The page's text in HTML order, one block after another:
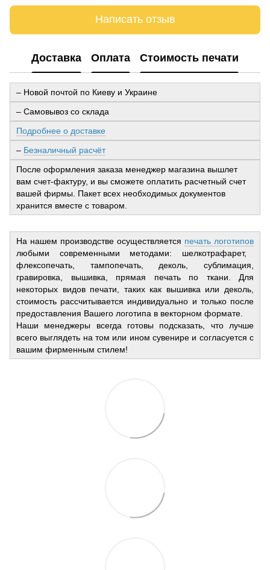
Написать отзыв
Доставка Оплата Стоимость печати
– Новой почтой по Киеву и Украине
– Самовывоз со склада
Подробнее о доставке
– Безналичный расчёт
После оформления заказа менеджер магазина вышлет
вам счет-фактуру, и вы сможете оплатить расчетный счет
вашей фирмы. Пакет всех необходимых документов
хранится вместе с товаром.
На нашем производстве осуществляется печать логотипов
любыми современными методами: шелкотрафарет,
флексопечать, тампопечать, деколь, сублимация,
гравировка, вышивка, прямая печать по ткани. Для
некоторых видов печати, таких как вышивка или деколь,
стоимость рассчитывается индивидуально и только после
предоставления Вашего логотипа в векторном формате.
Наши менеджеры всегда готовы подсказать, что лучше
всего выглядеть на том или ином сувенире и согласуется с
вашим фирменным стилем!